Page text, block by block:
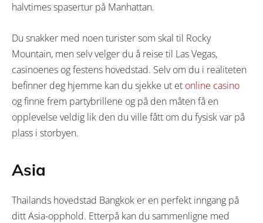
halvtimes spasertur på Manhattan.
Du snakker med noen turister som skal til Rocky
Mountain, men selv velger du å reise til Las Vegas,
casinoenes og festens hovedstad. Selv om du i realiteten
befinner deg hjemme kan du sjekke ut et online casino
og finne frem partybrillene og på den måten få en
opplevelse veldig lik den du ville fått om du fysisk var på
plass i storbyen.
Asia
Thailands hovedstad Bangkok er en perfekt inngang på
ditt Asia-opphold. Etterpå kan du sammenligne med